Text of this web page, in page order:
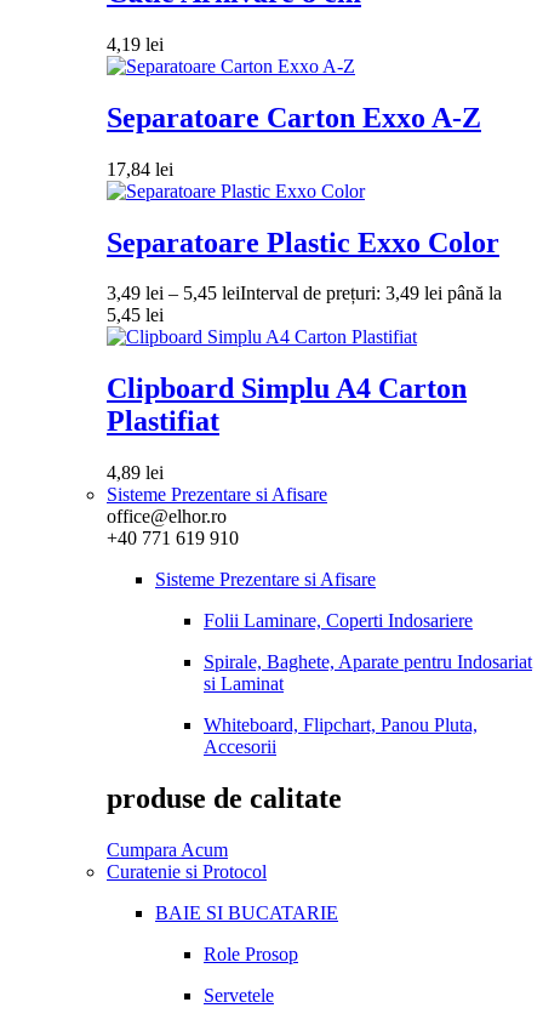
4,19 lei
Separatoare Carton Exxo A-Z
17,84 lei
Separatoare Plastic Exxo Color
3,49 lei – 5,45 leiInterval de prețuri: 3,49 lei până la
5,45 lei
Clipboard Simplu A4 Carton
Plastifiat
4,89 lei
Sisteme Prezentare si Afisare
office@elhor.ro
+40 771 619 910
Sisteme Prezentare si Afisare
Folii Laminare, Coperti Indosariere
Spirale, Baghete, Aparate pentru Indosariat
si Laminat
Whiteboard, Flipchart, Panou Pluta,
Accesorii
produse de calitate
Cumpara Acum
Curatenie si Protocol
BAIE SI BUCATARIE
Role Prosop
Servetele